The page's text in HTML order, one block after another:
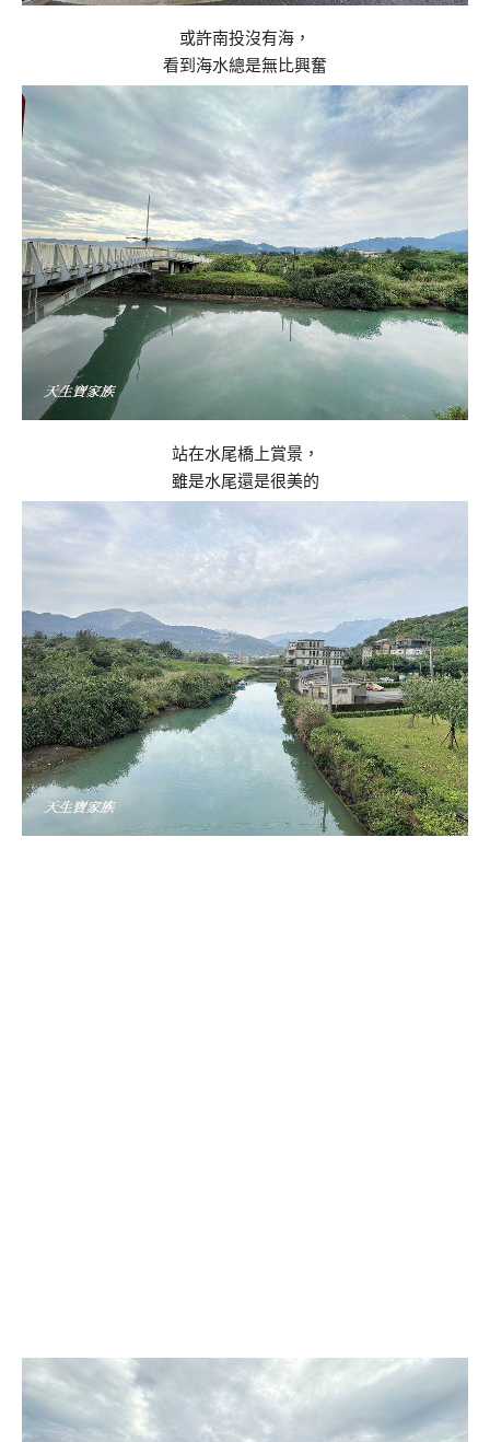
或許南投沒有海，
看到海水總是無比興奮
站在水尾橋上賞景，
雖是水尾還是很美的